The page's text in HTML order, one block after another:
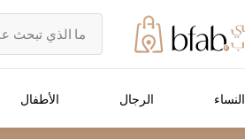
النساء الرجال الأطفال